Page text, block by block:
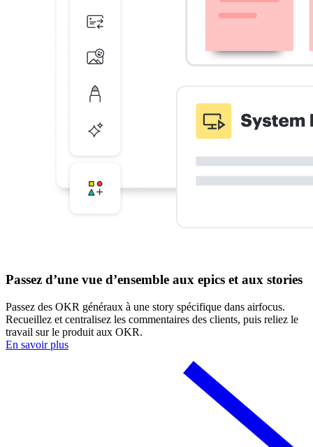
Passez d’une vue d’ensemble aux epics et aux stories
Passez des OKR généraux à une story spécifique dans airfocus.
Recueillez et centralisez les commentaires des clients, puis reliez le
travail sur le produit aux OKR.
En savoir plus